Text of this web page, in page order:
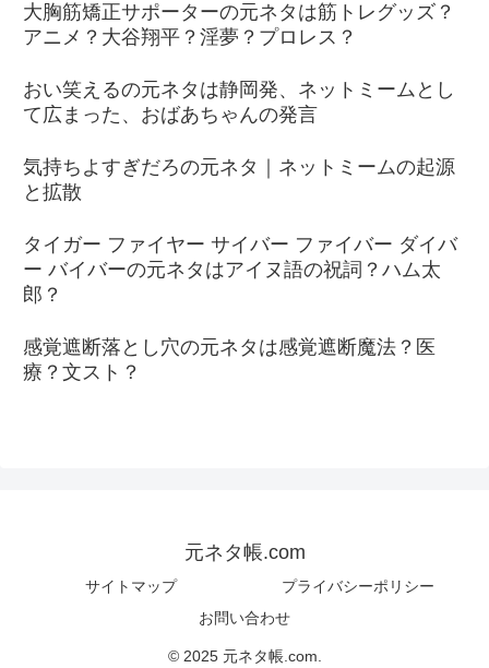
大胸筋矯正サポーターの元ネタは筋トレグッズ？
アニメ？大谷翔平？淫夢？プロレス？
おい笑えるの元ネタは静岡発、ネットミームとし
て広まった、おばあちゃんの発言
気持ちよすぎだろの元ネタ｜ネットミームの起源
と拡散
タイガー ファイヤー サイバー ファイバー ダイバ
ー バイバーの元ネタはアイヌ語の祝詞？ハム太
郎？
感覚遮断落とし穴の元ネタは感覚遮断魔法？医
療？文スト？
元ネタ帳.com
サイトマップ
プライバシーポリシー
お問い合わせ
© 2025 元ネタ帳.com.